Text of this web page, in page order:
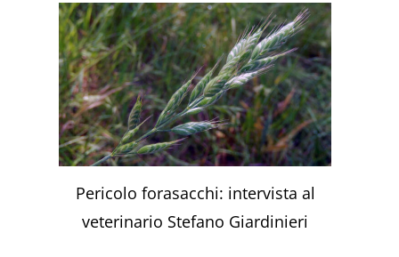
Pericolo forasacchi: intervista al
veterinario Stefano Giardinieri